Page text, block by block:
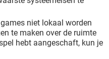
niet lokaal worden
te maken over de ruimte
hebt aangeschaft, kun je